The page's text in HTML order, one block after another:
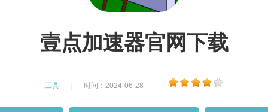
壹点加速器官网下载
工具 时间：2024-06-28